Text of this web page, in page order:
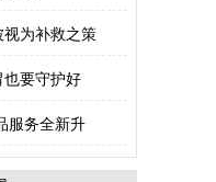
为补救之策
也要守护好
服务全新升